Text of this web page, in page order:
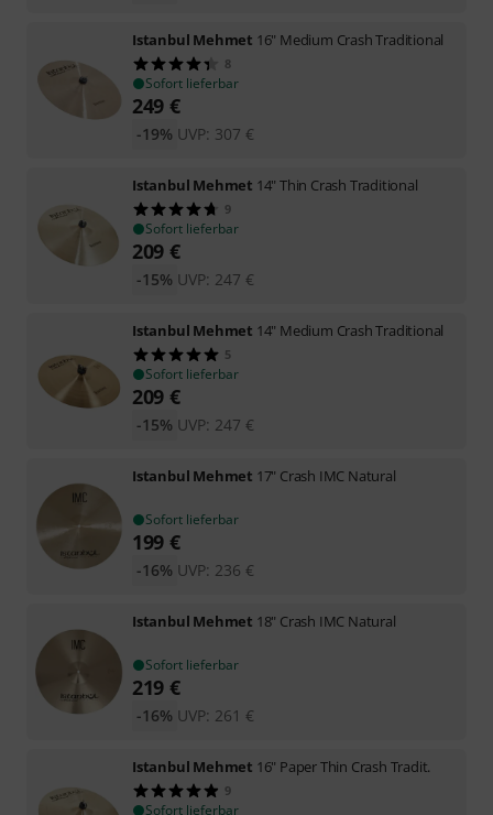
Istanbul Mehmet 16" Medium Crash Traditional
8
Sofort lieferbar
249 €
UVP: 307 €
-19%
Istanbul Mehmet 14" Thin Crash Traditional
9
Sofort lieferbar
209 €
UVP: 247 €
-15%
Istanbul Mehmet 14" Medium Crash Traditional
5
Sofort lieferbar
209 €
UVP: 247 €
-15%
Istanbul Mehmet 17" Crash IMC Natural
Sofort lieferbar
199 €
UVP: 236 €
-16%
Istanbul Mehmet 18" Crash IMC Natural
Sofort lieferbar
219 €
UVP: 261 €
-16%
Istanbul Mehmet 16" Paper Thin Crash Tradit.
9
Sofort lieferbar